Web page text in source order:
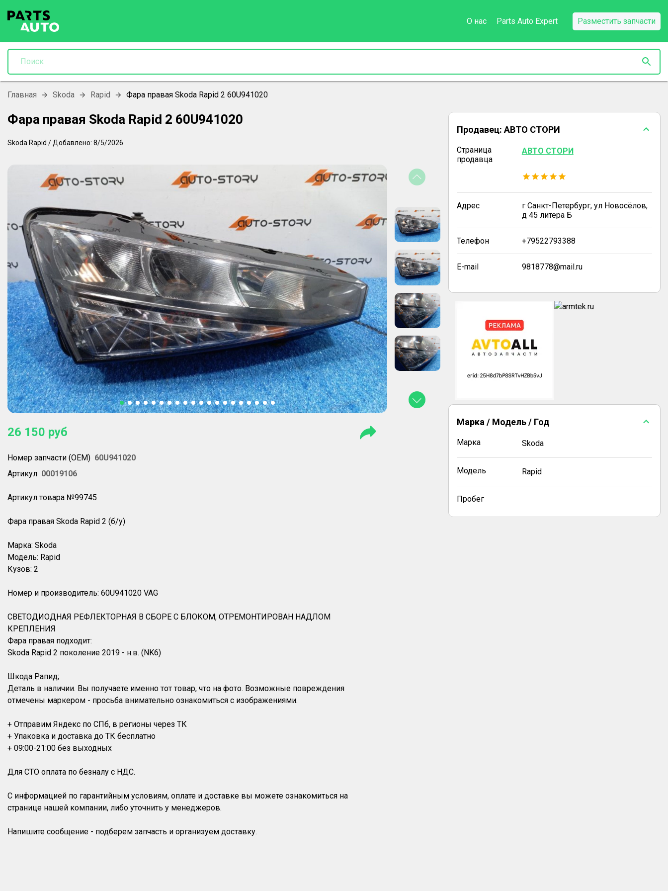
О нас Parts Auto Expert Разместить запчасти
Главная Skoda Rapid Фара правая Skoda Rapid 2 60U941020
Фара правая Skoda Rapid 2 60U941020
Skoda Rapid / Добавлено: 8/5/2026
26 150 руб
Номер запчасти (OEM) 60U941020
Артикул 00019106
Артикул товара №99745
Фара правая Skoda Rapid 2 (б/у)
Марка: Skoda
Модель: Rapid
Кузов: 2
Номер и производитель: 60U941020 VAG
СВЕТОДИОДНАЯ РЕФЛЕКТОРНАЯ В СБОРЕ С БЛОКОМ, ОТРЕМОНТИРОВАН НАДЛОМ
КРЕПЛЕНИЯ
Фара правая подходит:
Skoda Rapid 2 поколение 2019 - н.в. (NK6)
Шкода Рапид;
Деталь в наличии. Вы получаете именно тот товар, что на фото. Возможные повреждения
отмечены маркером - просьба внимательно ознакомиться с изображениями.
+ Отправим Яндекс по СПб, в регионы через ТК
+ Упаковка и доставка до ТК бесплатно
+ 09:00-21:00 без выходных
Для СТО оплата по безналу с НДС.
С информацией по гарантийным условиям, оплате и доставке вы можете ознакомиться на
странице нашей компании, либо уточнить у менеджеров.
Продавец: АВТО СТОРИ
Страница
продавца
АВТО СТОРИ
Адрес
г Санкт-Петербург, ул Новосёлов,
д 45 литера Б
Телефон +79522793388
E-mail 9818778@mail.ru
Марка / Модель / Год
Марка Skoda
Модель Rapid
Пробег